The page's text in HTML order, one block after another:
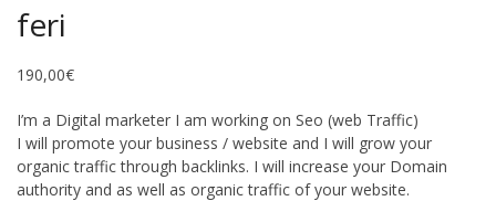
feri
190,00€
I’m a Digital marketer I am working on Seo (web Traffic)
I will promote your business / website and I will grow your
organic traffic through backlinks. I will increase your Domain
authority and as well as organic traffic of your website.